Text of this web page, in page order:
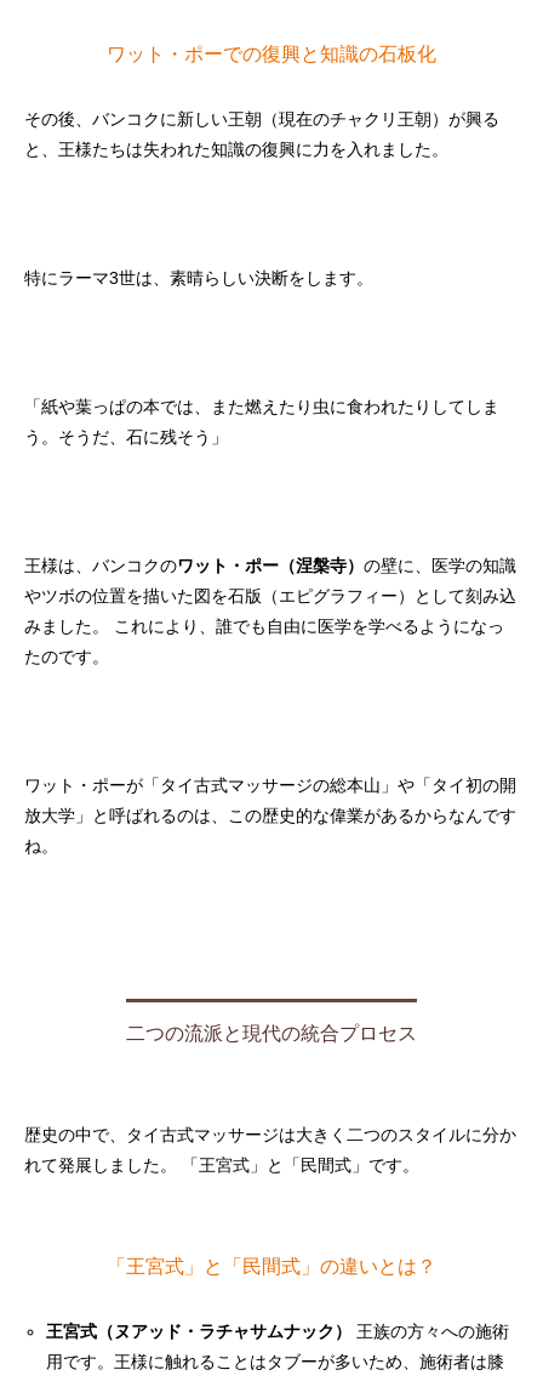
ワット・ポーでの復興と知識の石板化
その後、バンコクに新しい王朝（現在のチャクリ王朝）が興る
と、王様たちは失われた知識の復興に力を入れました。
特にラーマ3世は、素晴らしい決断をします。
「紙や葉っぱの本では、また燃えたり虫に食われたりしてしま
う。そうだ、石に残そう」
王様は、バンコクのワット・ポー（涅槃寺） の壁に、医学の知識
やツボの位置を描いた図を石版（エピグラフィー）として刻み込
みました。 これにより、誰でも自由に医学を学べるようになっ
たのです。
ワット・ポーが「タイ古式マッサージの総本山」や「タイ初の開
放大学」と呼ばれるのは、この歴史的な偉業があるからなんです
ね。
二つの流派と現代の統合プロセス
歴史の中で、タイ古式マッサージは大きく二つのスタイルに分か
れて発展しました。 「王宮式」と「民間式」です。
「王宮式」と「民間式」の違いとは？
王宮式（ヌアッド・ラチャサムナック）
王族の方々への施術
用です。王様に触れることはタブーが多いため、施術者は膝